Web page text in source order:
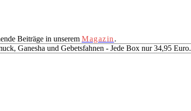
Beiträge in unserem Magazin .
Ganesha und Gebetsfahnen - Jede Box nur 34,95 Euro.